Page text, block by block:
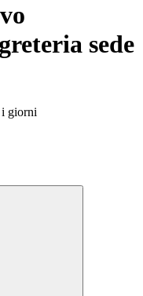
sede
i giorni